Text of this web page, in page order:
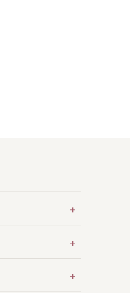
+
+
+